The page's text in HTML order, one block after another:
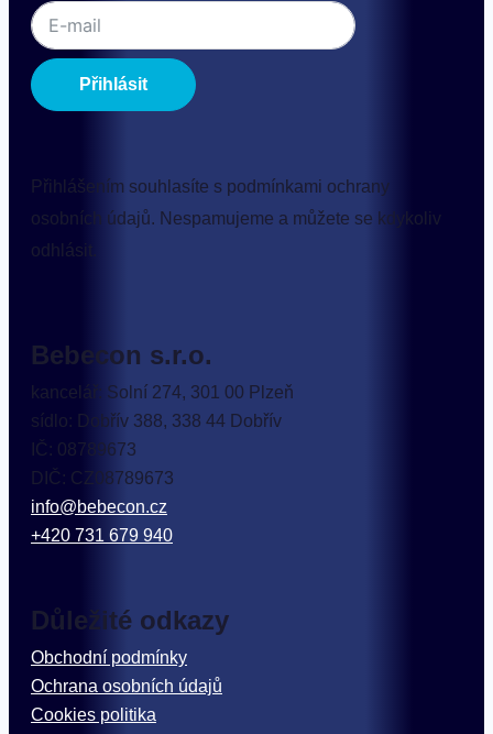
Přihlásit
Přihlášením souhlasíte s podmínkami ochrany
osobních údajů. Nespamujeme a můžete se kdykoliv
odhlásit.
Bebecon s.r.o.
kancelář: Solní 274, 301 00 Plzeň
sídlo: Dobřív 388, 338 44 Dobřív
IČ: 08789673
DIČ: CZ08789673
info@bebecon.cz
+420 731 679 940
Důležité odkazy
Obchodní podmínky
Ochrana osobních údajů
Cookies politika